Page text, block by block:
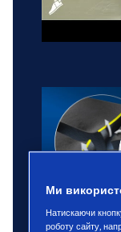
Ми
Натискаючи
роботу сайту,